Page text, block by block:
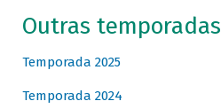
Outras temporadas
Temporada 2025
Temporada 2024